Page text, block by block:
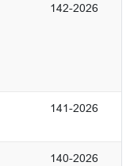
142-2026
141-2026
140-2026